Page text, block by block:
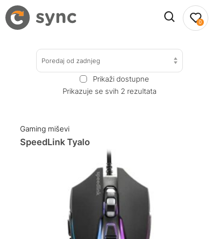
0
Poredaj od zadnjeg
Prikaži dostupne
Prikazuje se svih 2 rezultata
Gaming miševi
SpeedLink Tyalo